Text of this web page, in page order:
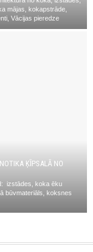
mājas kokapstrāde
, Vācijas pieredze
ĶĪPSALĀ NO
izstādes
koka ēku
būvmateriāls koksnes